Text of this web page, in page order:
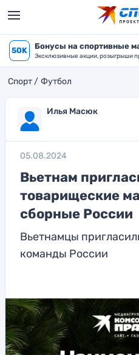
50K Бонусы на спортивные
Эксклюзивные акции, розыгрыши
Спорт Футбол
Илья Масюк
05.08.2024
Вьетнам
товарищеские
сборные России
Вьетнамцы
команды России